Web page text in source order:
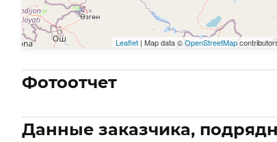
Leaflet| Map data ©OpenStreetMap
Фотоотчет
Данные заказчика,